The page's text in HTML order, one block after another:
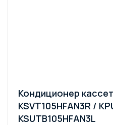
Кондиционер
KSVT105HFAN3R /
KSUTB105HFAN3L